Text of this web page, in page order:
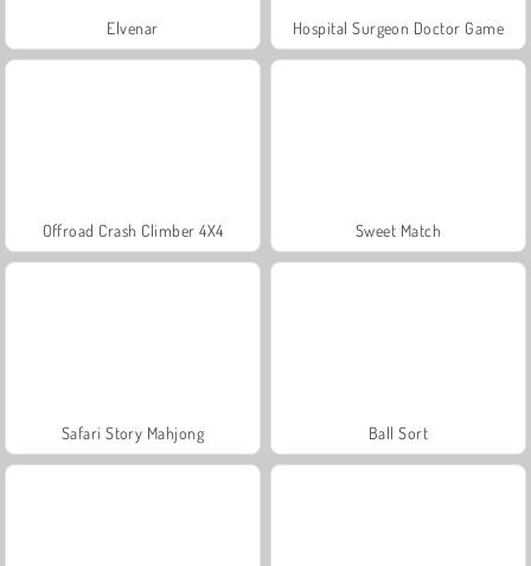
Elvenar Hospital Surgeon Doctor Game
Offroad Crash Climber 4X4 Sweet Match
Safari Story Mahjong Ball Sort